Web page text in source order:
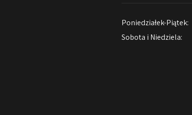
Poniedziałek-Piątek:
Sobota i Niedziela: